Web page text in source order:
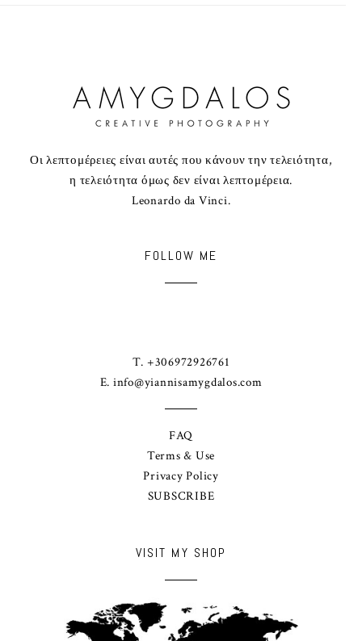
VISIT MY SHOP
Οι λεπτομέρειες είναι αυτές που κάνουν την τελειότητα,
η τελειότητα όμως δεν είναι λεπτομέρεια.
Leonardo da Vinci.
FOLLOW ME
T. +306972926761
E. info@yiannisamygdalos.com
FAQ
Terms & Use
Privacy Policy
SUBSCRIBE